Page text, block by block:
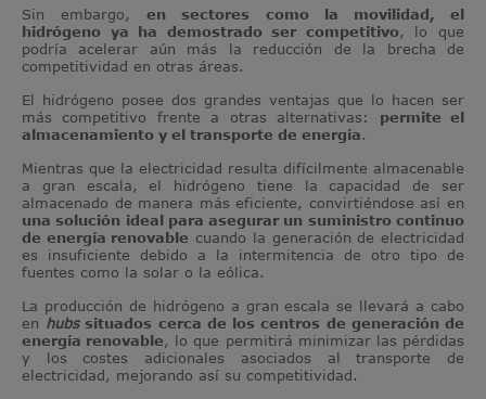
Sin embargo,en sectores como la movilidad, el
hidrógeno ya ha demostrado ser competitivo, lo que
podría acelerar aún más la reducción de la brecha de
competitividad en otras áreas.
El hidrógeno posee dos grandes ventajas que lo hacen ser
más competitivo frente a otras alternativas: permite el
almacenamiento y el transporte de energía.
Mientras que la electricidad resulta difícilmente almacenable
a gran escala, el hidrógeno tiene la capacidad de ser
almacenado de manera más eficiente, convirtiéndose así en
una solución ideal para asegurar un suministro continuo
de energía renovable cuando la generación de electricidad
es insuficiente debido a la intermitencia de otro tipo de
fuentes como la solar o la eólica.
La producción de hidrógeno a gran escala se llevará a cabo
en hubssituados cerca de los centros de generación de
energía renovable, lo que permitirá minimizar las pérdidas
y los costes adicionales asociados al transporte de
electricidad, mejorando así su competitividad.